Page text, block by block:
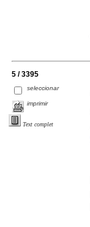
5 / 3395
seleccionar
imprimir
Text complet